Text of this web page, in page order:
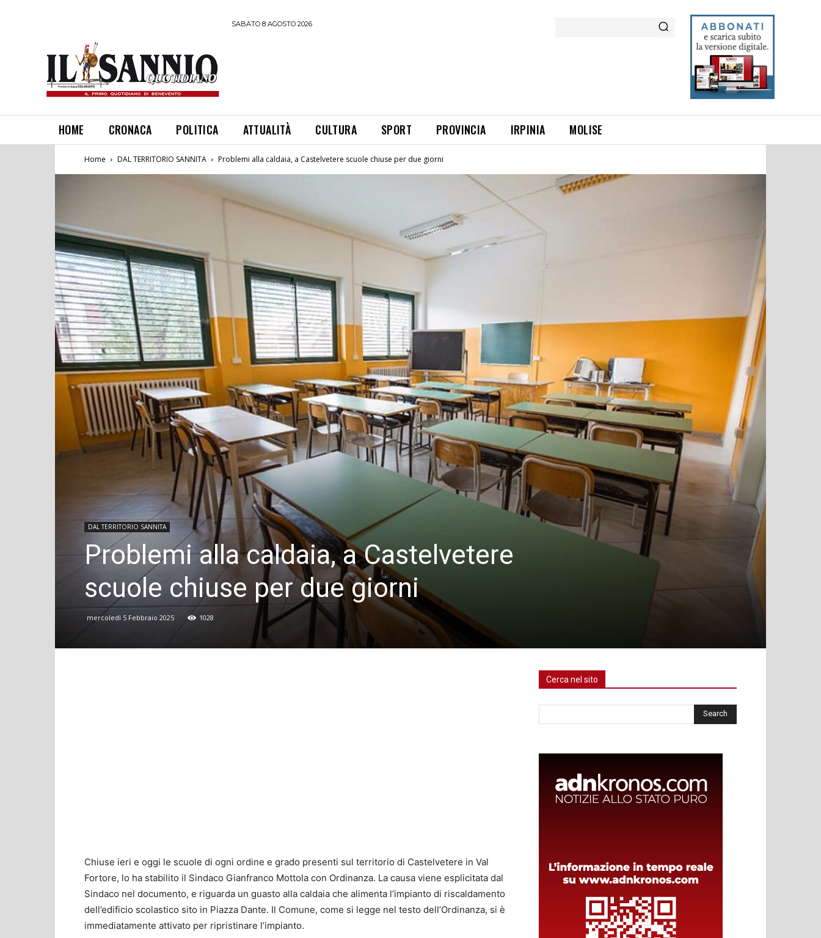
SABATO 8 AGOSTO 2026
HOME CRONACA POLITICA ATTUALITÀ CULTURA SPORT PROVINCIA IRPINIA MOLISE
Home DAL TERRITORIO SANNITA Problemi alla caldaia, a Castelvetere scuole chiuse per due giorni
DAL TERRITORIO SANNITA
Problemi alla caldaia, a Castelvetere
scuole chiuse per due giorni
mercoledì 5 Febbraio 2025 1028
Chiuse ieri e oggi le scuole di ogni ordine e grado presenti sul territorio di Castelvetere in Val
Fortore, lo ha stabilito il Sindaco Gianfranco Mottola con Ordinanza. La causa viene esplicitata dal
Sindaco nel documento, e riguarda un guasto alla caldaia che alimenta l’impianto di riscaldamento
dell’edificio scolastico sito in Piazza Dante. Il Comune, come si legge nel testo dell’Ordinanza, si è
immediatamente attivato per ripristinare l’impianto.
Cerca nel sito